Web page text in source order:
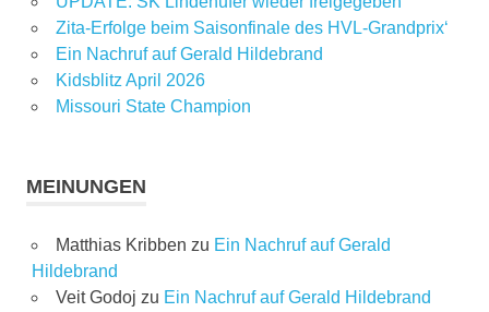
Zita-Erfolge beim Saisonfinale des HVL-Grandprix‘
Ein Nachruf auf Gerald Hildebrand
Kidsblitz April 2026
Missouri State Champion
MEINUNGEN
Matthias Kribben zu Ein Nachruf auf Gerald
Hildebrand
Veit Godoj zu Ein Nachruf auf Gerald Hildebrand